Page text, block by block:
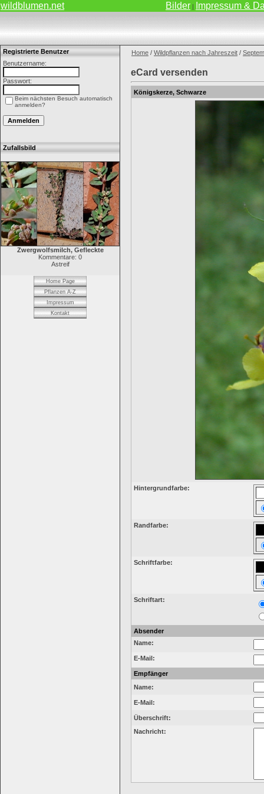
wildblumen.net Bilder | Impressum &
Registrierte Benutzer
Benutzername:
Passwort:
Beim nächsten Besuch automatisch
anmelden?
Zufallsbild
Zwergwolfsmilch, Gefleckte
Kommentare: 0
Astreif
Home Page
Pflanzen A-Z
Impressum
Kontakt
Home / Wildpflanzen nach Jahreszeit /
eCard versenden
Königskerze, Schwarze
Hintergrundfarbe:
Randfarbe:
Schriftfarbe:
Schriftart:
Absender
Name:
E-Mail:
Empfänger
Name:
E-Mail:
Überschrift:
Nachricht: